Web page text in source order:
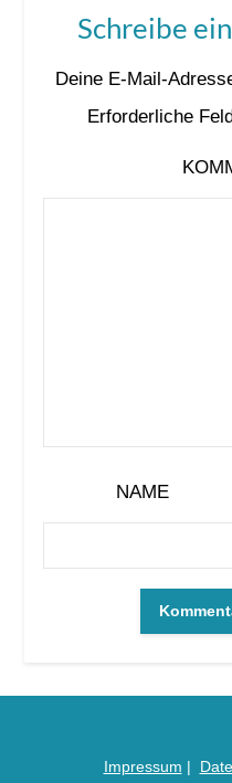
Schreibe
Deine E-Mail-
Erforderliche
NAME
Impressum |